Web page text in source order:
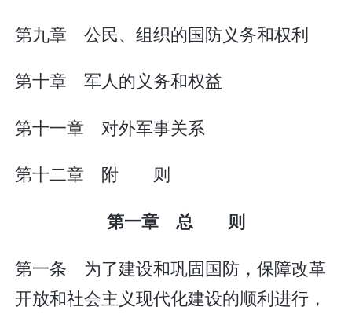
第九章 公民、组织的国防义务和权利
第十章 军人的义务和权益
第十一章 对外军事关系
第十二章 附 则
第一章 总 则
第一条 为了建设和巩固国防，保障改革
开放和社会主义现代化建设的顺利进行，